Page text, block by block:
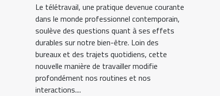
Le télétravail, une pratique devenue courante
dans le monde professionnel contemporain,
soulève des questions quant à ses effets
durables sur notre bien-être. Loin des
bureaux et des trajets quotidiens, cette
nouvelle manière de travailler modifie
profondément nos routines et nos
interactions....